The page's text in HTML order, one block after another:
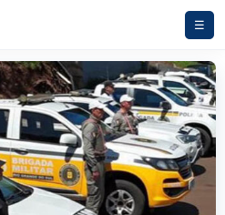
☰